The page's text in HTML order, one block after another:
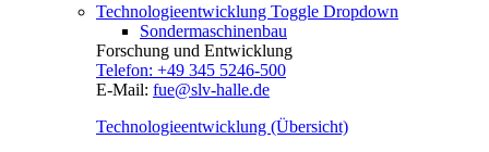
Technologieentwicklung Toggle Dropdown
Sondermaschinenbau
Forschung und Entwicklung
Telefon: +49 345 5246-500
E-Mail: fue@slv-halle.de
Technologieentwicklung (Übersicht)